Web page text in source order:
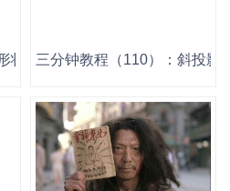
状叠加制作超酷环形图
三分钟教程（110）：斜投影